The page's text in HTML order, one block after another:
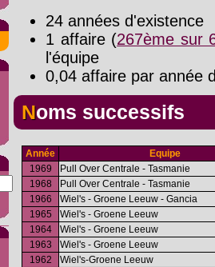
24 années d'existence
1 affaire (267ème sur
l'équipe
0,04 affaire par année
Noms successifs
Année
Equipe
1969
Pull Over Centrale - Tasmanie
1968
Pull Over Centrale - Tasmanie
1966
Wiel's - Groene Leeuw - Gancia
1965
Wiel's - Groene Leeuw
1964
Wiel's - Groene Leeuw
1963
Wiel's - Groene Leeuw
1962
Wiel's-Groene Leeuw